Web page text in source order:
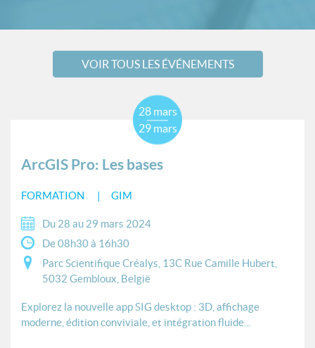
VOIR TOUS LES ÉVÉNEMENTS
ArcGIS Pro: Les bases
FORMATION GIM
28 mars
29 mars
Du 28 au 29 mars 2024
De 08h30 à 16h30
Parc Scientifique Créalys, 13C Rue Camille Hubert,
5032 Gembloux, België
Explorez la nouvelle app SIG desktop : 3D, affichage
moderne, édition conviviale, et intégration fluide...